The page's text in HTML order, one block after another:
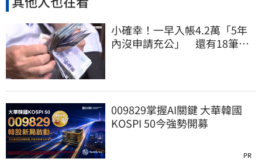
小確幸！一早入帳4.2萬「5年
內沒申請充公」 還有18筆錢
009829掌握AI關鍵 大華韓國
KOSPI 50今強勢開募
PR